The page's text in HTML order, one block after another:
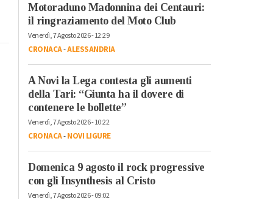
Motoraduno Madonnina dei Centauri:
il ringraziamento del Moto Club
Venerdì, 7 Agosto 2026 - 12:29
CRONACA-ALESSANDRIA
A Novi la Lega contesta gli aumenti
della Tari: “Giunta ha il dovere di
contenere le bollette”
Venerdì, 7 Agosto 2026 - 10:22
CRONACA-NOVI LIGURE
Domenica 9 agosto il rock progressive
con gli Insynthesis al Cristo
Venerdì, 7 Agosto 2026 - 09:02